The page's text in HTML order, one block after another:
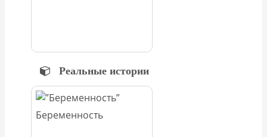
Реальные истории
Беременность